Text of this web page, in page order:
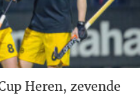
Heren, zevende